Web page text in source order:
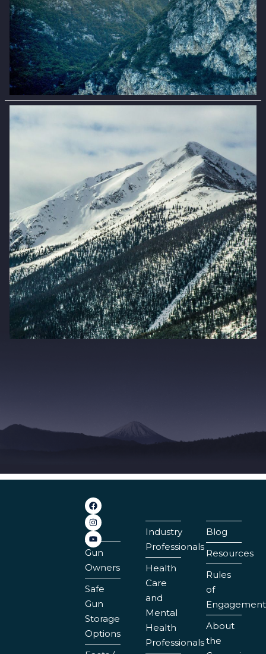
Gun
Owners
Safe
Gun
Storage
Options
Industry
Professionals
Health
Care
and
Mental
Health
Professionals
Blog
Resources
Rules
of
Engagement
About
the